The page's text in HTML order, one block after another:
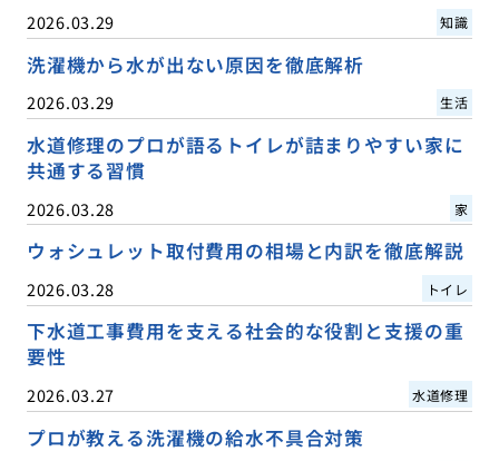
2026.03.29 知識
洗濯機から水が出ない原因を徹底解析
2026.03.29 生活
水道修理のプロが語るトイレが詰まりやすい家に
共通する習慣
2026.03.28 家
ウォシュレット取付費用の相場と内訳を徹底解説
2026.03.28 トイレ
下水道工事費用を支える社会的な役割と支援の重
要性
2026.03.27 水道修理
プロが教える洗濯機の給水不具合対策